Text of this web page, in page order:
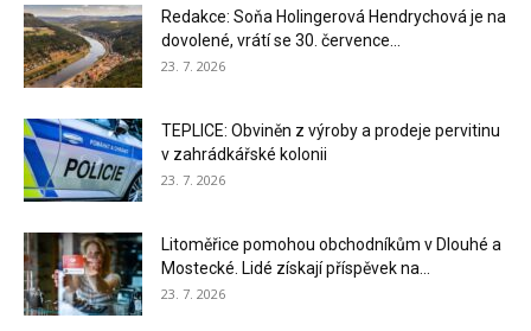
Redakce: Soňa Holingerová Hendrychová je na
dovolené, vrátí se 30. července...
23. 7. 2026
TEPLICE: Obviněn z výroby a prodeje pervitinu
v zahrádkářské kolonii
23. 7. 2026
Litoměřice pomohou obchodníkům v Dlouhé a
Mostecké. Lidé získají příspěvek na...
23. 7. 2026